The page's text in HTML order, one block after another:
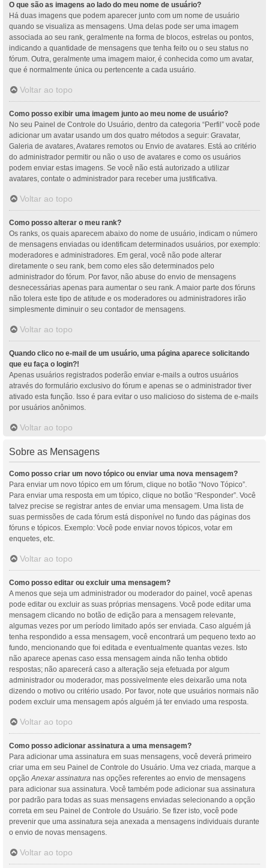
O que são as imagens ao lado do meu nome de usuário?
Há duas imagens que podem aparecer junto com um nome de usuário
quando se visualiza as mensagens. Uma delas pode ser uma imagem
associada ao seu rank, geralmente na forma de blocos, estrelas ou pontos,
indicando a quantidade de mensagens que tenha feito ou o seu status no
fórum. Outra, geralmente uma imagem maior, é conhecida como um avatar,
que é normalmente única ou pertencente a cada usuário.
Voltar ao topo
Como posso exibir uma imagem junto ao meu nome de usuário?
No seu Painel de Controle do Usuário, dentro da categoria “Perfil” você pode
adicionar um avatar usando um dos quatro métodos a seguir: Gravatar,
Galeria de avatares, Avatares remotos ou Envio de avatares. Está ao critério
do administrador permitir ou não o uso de avatares e como os usuários
podem enviar estas imagens. Se você não está autorizado a utilizar
avatares, contate o administrador para receber uma justificativa.
Voltar ao topo
Como posso alterar o meu rank?
Os ranks, os quais aparecem abaixo do nome de usuário, indicam o número
de mensagens enviadas ou identificam determinados usuários, por exemplo:
moderadores e administradores. Em geral, você não pode alterar
diretamente o seu rank, bem como eles são determinados pelo
administrador do fórum. Por favor, não abuse do envio de mensagens
desnecessárias apenas para aumentar o seu rank. A maior parte dos fóruns
não tolera este tipo de atitude e os moderadores ou administradores irão
simplesmente diminuir o seu contador de mensagens.
Voltar ao topo
Quando clico no e-mail de um usuário, uma página aparece solicitando
que eu faça o login?!
Apenas usuários registrados poderão enviar e-mails a outros usuários
através do formulário exclusivo do fórum e apenas se o administrador tiver
ativado esta função. Isso é para evitar o uso malicioso do sistema de e-mails
por usuários anônimos.
Voltar ao topo
Sobre as Mensagens
Como posso criar um novo tópico ou enviar uma nova mensagem?
Para enviar um novo tópico em um fórum, clique no botão “Novo Tópico”.
Para enviar uma resposta em um tópico, clique no botão “Responder”. Você
talvez precise se registrar antes de enviar uma mensagem. Uma lista de
suas permissões de cada fórum está disponível no fundo das páginas dos
fóruns e tópicos. Exemplo: Você pode enviar novos tópicos, votar em
enquetes, etc.
Voltar ao topo
Como posso editar ou excluir uma mensagem?
A menos que seja um administrador ou moderador do painel, você apenas
pode editar ou excluir as suas próprias mensagens. Você pode editar uma
mensagem clicando no botão de edição para a mensagem relevante,
algumas vezes por um período limitado após ser enviada. Caso alguém já
tenha respondido a essa mensagem, você encontrará um pequeno texto ao
fundo, mencionando que foi editada e eventualmente quantas vezes. Isto
não aparece apenas caso essa mensagem ainda não tenha obtido
respostas; não aparecerá caso a alteração seja efetuada por algum
administrador ou moderador, mas possivelmente eles deixarão uma nota
dizendo o motivo ou critério usado. Por favor, note que usuários normais não
podem excluir uma mensagem após alguém já ter enviado uma resposta.
Voltar ao topo
Como posso adicionar assinatura a uma mensagem?
Para adicionar uma assinatura em suas mensagens, você deverá primeiro
criar uma em seu Painel de Controle do Usuário. Uma vez criada, marque a
opçãoAnexar assinatura nas opções referentes ao envio de mensagens
para adicionar sua assinatura. Você também pode adicionar sua assinatura
por padrão para todas as suas mensagens enviadas selecionando a opção
correta em seu Painel de Controle do Usuário. Se fizer isto, você pode
prevenir que uma assinatura seja anexada a mensagens individuais durante
o envio de novas mensagens.
Voltar ao topo